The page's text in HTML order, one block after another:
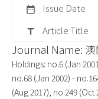
date_range Issue Date
title Article Title
Journal Name: 澳
Holdings: no.6 (Jan
no.68 (Jan 2002) -
(Aug 2017), no.249 (Oct